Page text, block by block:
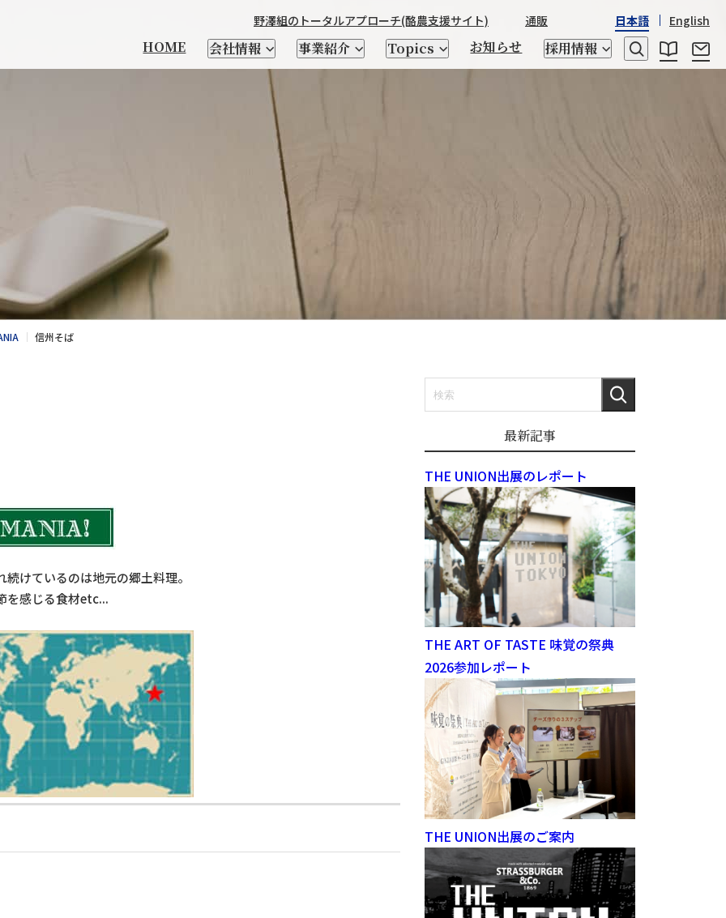
日本語 English
HOME 会社情報
野澤組について
経営理念 会社概要 サステナビリティ
事業紹介
輸入食品
乳酸菌・酵素 サプライヤー紹介
クラフトビール 小麦粉 キッチン用品
自社ブランド紹介
SELECT SHOP CHIKIRI NSWEAR CHIKIRICAMP
受精卵
酪農資材・設備
関連資材の輸入
牛・豚・緬山羊などの
家畜生体、精液の輸入
テクセル羊肉を使ったレシピ
Topics お知らせ 採用情報
人を知る
新卒向け特設サイト
野澤組のトータルアプローチ(酪農支援サイト) 通販
信州そば
けているのは地元の郷土料理。
を感じる食材etc...
最新記事
THE UNION出展のレポート
THE ART OF TASTE 味覚の祭典
2026参加レポート
THE UNION出展のご案内